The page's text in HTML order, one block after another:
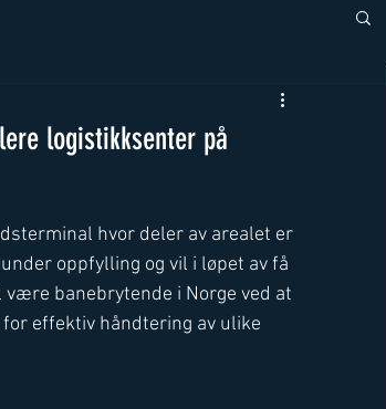
logistikksenter på
hvor deler av arealet er
oppfylling og vil i løpet av få
være banebrytende i Norge ved at
effektiv håndtering av ulike